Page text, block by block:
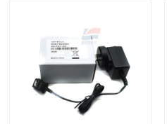
VR-Show
Über uns